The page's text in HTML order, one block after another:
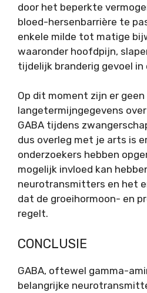
door het beperkte
bloed-hersenbarrière te
enkele milde tot matige
waaronder hoofdpijn,
tijdelijk branderig gevoel in
Op dit moment zijn er geen
langetermijngegevens
GABA tijdens
dus overleg met je arts is
onderzoekers hebben
mogelijk invloed kan
neurotransmitters en het
dat de groeihormoon- en
regelt.
CONCLUSIE
GABA, oftewel gamma-
belangrijke